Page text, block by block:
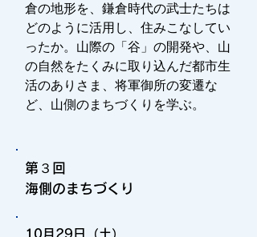
倉の地形を、鎌倉時代の武士たちは
どのように活用し、住みこなしてい
ったか。山際の「谷」の開発や、山
の自然をたくみに取り込んだ都市生
活のありさま、将軍御所の変遷な
ど、山側のまちづくりを学ぶ。
第３回
海側のまちづくり
10月29日（土）